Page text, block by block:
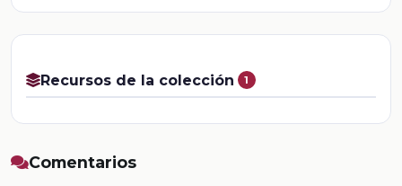
Recursos de la colección 1
Comentarios